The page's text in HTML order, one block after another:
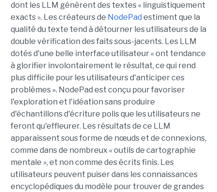
dont les LLM génèrent des textes « linguistiquement
exacts ». Les créateurs de NodePad estiment que la
qualité du texte tend à détourner les utilisateurs de la
double vérification des faits sous-jacents. Les LLM
dotés d'une belle interface utilisateur « ont tendance
à glorifier involontairement le résultat, ce qui rend
plus difficile pour les utilisateurs d'anticiper ces
problèmes ». NodePad est conçu pour favoriser
l'exploration et l'idéation sans produire
d'échantillons d'écriture polis que les utilisateurs ne
feront qu'effleurer. Les résultats de ce LLM
apparaissent sous forme de nœuds et de connexions,
comme dans de nombreux « outils de cartographie
mentale », et non comme des écrits finis. Les
utilisateurs peuvent puiser dans les connaissances
encyclopédiques du modèle pour trouver de grandes